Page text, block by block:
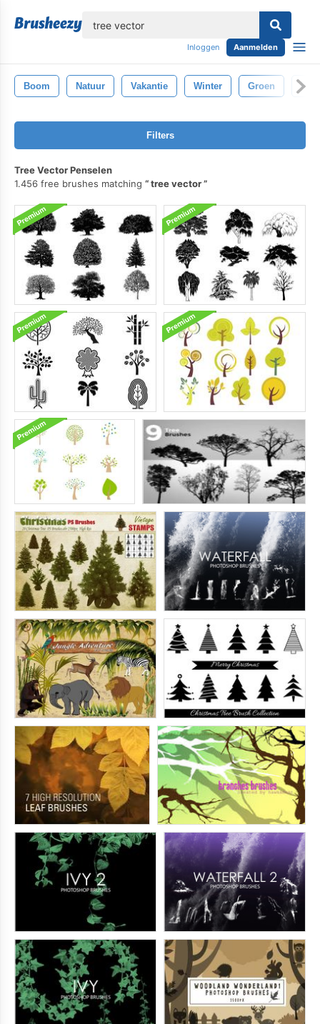
Inloggen Aanmelden
Boom Natuur Vakantie Winter Groen
Filters
Tree Vector Penselen
1.456 free brushes matching
tree vector